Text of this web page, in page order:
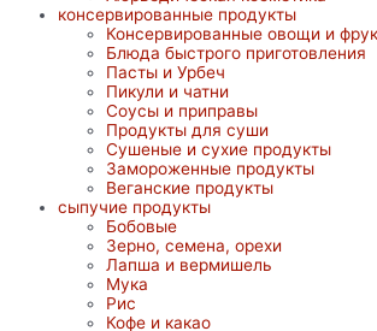
консервированные продукты
Консервированные овощи и
Блюда быстрого приготовления
Пасты и Урбеч
Пикули и чатни
Соусы и приправы
Продукты для суши
Сушеные и сухие продукты
Замороженные продукты
Веганские продукты
сыпучие продукты
Бобовые
Зерно, семена, орехи
Лапша и вермишель
Мука
Рис
Кофе и какао